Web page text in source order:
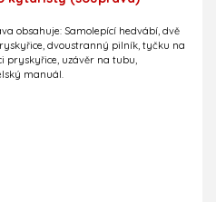
obsahuje: Samolepící hedvábí, dvě
dvoustranný pilník, tyčku na
pryskyřice, uzávěr na tubu,
manuál.